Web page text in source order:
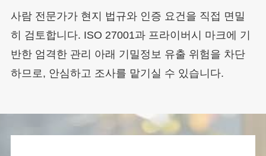
사람 전문가가 현지 법규와 인증 요건을 직접 면밀
히 검토합니다. ISO 27001과 프라이버시 마크에 기
반한 엄격한 관리 아래 기밀정보 유출 위험을 차단
하므로, 안심하고 조사를 맡기실 수 있습니다.